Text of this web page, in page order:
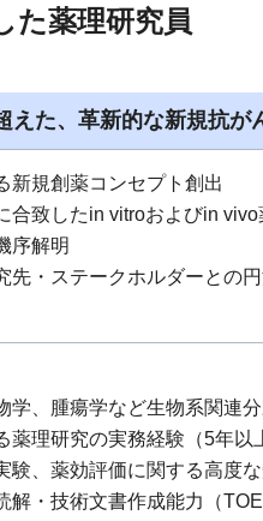
た薬理研究員
えた、革新的な新規抗が
新規創薬コンセプト創出
合致したin vitroおよびin
序解明
先・ステークホルダーとの
学、腫瘍学など生物系関連
薬理研究の実務経験（5年以
験、薬効評価に関する高度
解・技術文書作成能力（